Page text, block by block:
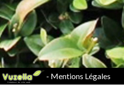
- Mentions Légales